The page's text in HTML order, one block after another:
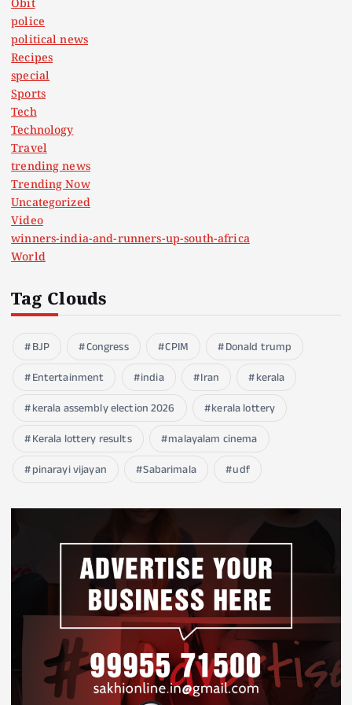
Obit
police
political news
Recipes
special
Sports
Tech
Technology
Travel
trending news
Trending Now
Uncategorized
Video
winners-india-and-runners-up-south-africa
World
Tag Clouds
BJP Congress CPIM
Donald trump
Entertainment
india Iran
kerala
kerala assembly election 2026
kerala lottery
Kerala lottery results
malayalam cinema
pinarayi vijayan
Sabarimala udf